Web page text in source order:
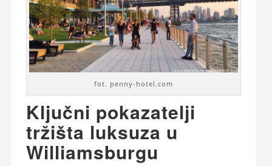
fot. penny-hotel.com
Ključni pokazatelji
tržišta luksuza u
Williamsburgu